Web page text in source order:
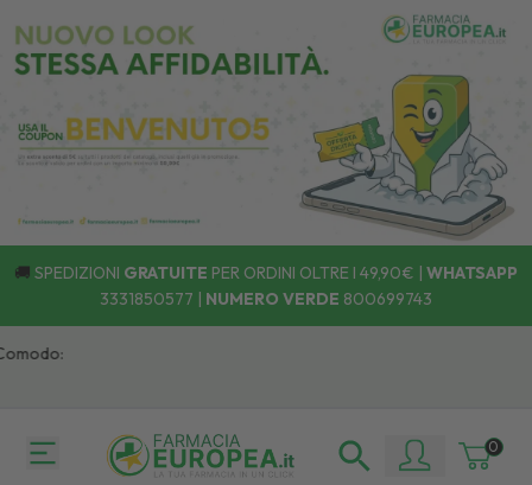
🚚 SPEDIZIONI GRATUITE PER ORDINI OLTRE I 49,90€ | WHATSAPP
3331850577 | NUMERO VERDE 800699743
0